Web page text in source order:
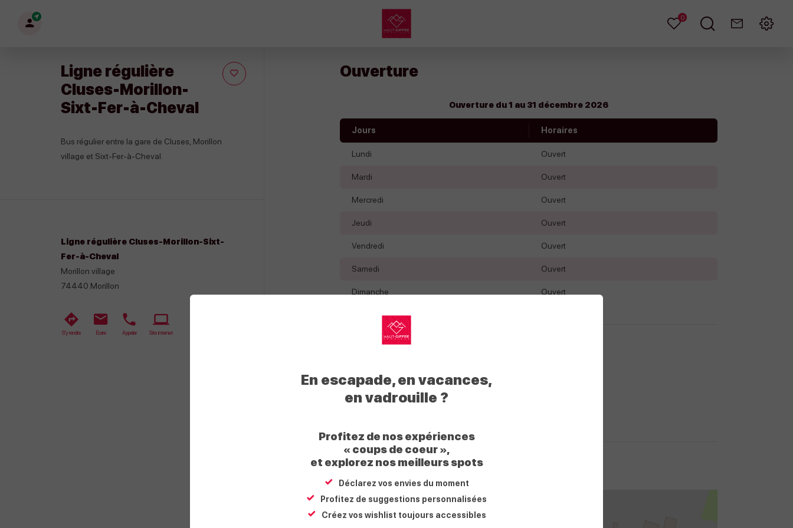
Mon
Giffre
Mes
0
Je
ContactMenu
Ligne régulière
Cluses-Morillon-
Sixt-Fer-à-Cheval
Bus régulier entre la gare de Cluses, Morillon
village et Sixt-Fer-à-Cheval.
Ligne régulière Cluses-Morillon-Sixt-
Fer-à-Cheval
Morillon village
74440 Morillon
S'y rendre Écrire Appeler Site internet
Ouverture
Ouverture du 1 au 31 décembre 2026
Jours Horaires
Lundi Ouvert
Mardi Ouvert
Mercredi Ouvert
Jeudi Ouvert
Vendredi Ouvert
Samedi Ouvert
Dimanche Ouvert
Moyens de paiement
Situation
+
−
Giffre
En escapade, en vacances,
en vadrouille ?
Profitez de nos expériences
« coups de coeur »,
et explorez nos meilleurs spots
Déclarez vos envies du moment
Profitez de suggestions personnalisées
Créez vos wishlist toujours accessibles